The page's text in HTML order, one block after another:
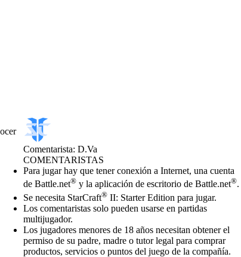
Comentarista: D.Va
COMENTARISTAS
Precio
Available actions
Para jugar hay que tener conexión a Internet, una cuenta
de Battle.net® y la aplicación de escritorio de Battle.net®.
Se necesita StarCraft® II: Starter Edition para jugar.
Los comentaristas solo pueden usarse en partidas
multijugador.
Los jugadores menores de 18 años necesitan obtener el
permiso de su padre, madre o tutor legal para comprar
productos, servicios o puntos del juego de la compañía.